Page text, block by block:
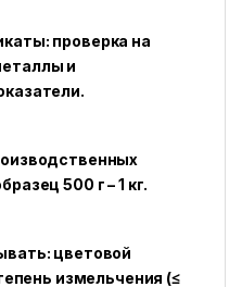
проверка на
и
500 г – 1 кг.
цветовой
измельчения (≤